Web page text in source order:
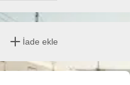
İade ekle